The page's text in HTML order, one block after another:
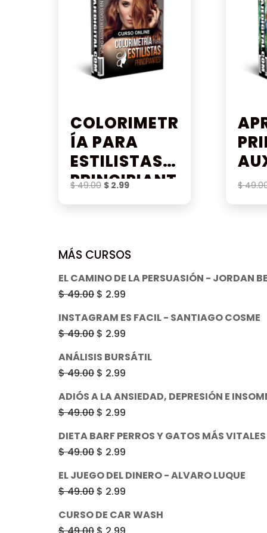
COLORIMETR
ÍA PARA
ESTILISTAS
PRINCIPIANT
ES
$49.00 El
$ 2.99El
$
MÁS CURSOS
EL CAMINO DE LA PERSUASIÓN - JORDAN
$49.00 El
original
era:
$ 49.00.
$ 2.99
$ 2.99.
INSTAGRAM ES FACIL - SANTIAGO COSME
$49.00 El
original
era:
$ 49.00.
$ 2.99
precio
$ 2.99.
ANÁLISIS BURSÁTIL
$49.00 El
original
era:
$ 49.00.
$ 2.99
$ 2.99.
ADIÓS A LA ANSIEDAD, DEPRESIÓN E
$49.00 El
original
era:
$ 49.00.
$ 2.99
$ 2.99.
DIETA BARF PERROS Y GATOS MÁS VITALES
$49.00 El
original
era:
$ 49.00.
$ 2.99
$ 2.99.
EL JUEGO DEL DINERO - ALVARO LUQUE
$49.00 El
original
$ 2.99
CURSO DE CAR WASH
El